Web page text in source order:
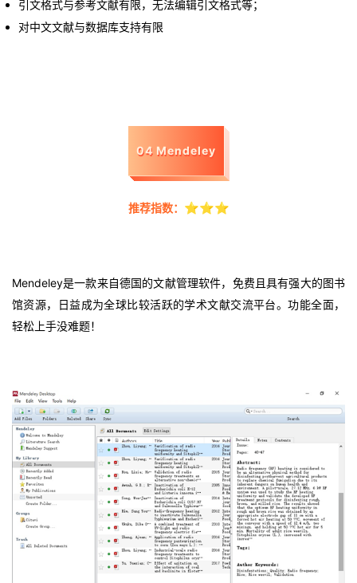
引文格式与参考文献有限，无法编辑引文格式等；
对中文文献与数据库支持有限
04 Mendeley
推荐指数： ⭐⭐⭐
Mendeley是一款来自德国的文献管理软件，免费且具有强大的图书
馆资源，日益成为全球比较活跃的学术文献交流平台。功能全面，
轻松上手没难题！